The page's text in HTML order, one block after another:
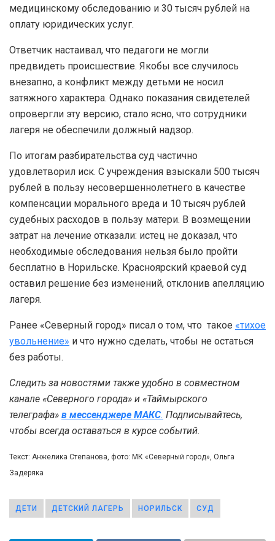
медицинскому обследованию и 30 тысяч рублей на
оплату юридических услуг.
Ответчик настаивал, что педагоги не могли
предвидеть происшествие. Якобы все случилось
внезапно, а конфликт между детьми не носил
затяжного характера. Однако показания свидетелей
опровергли эту версию, стало ясно, что сотрудники
лагеря не обеспечили должный надзор.
По итогам разбирательства суд частично
удовлетворил иск. С учреждения взыскали 500 тысяч
рублей в пользу несовершеннолетнего в качестве
компенсации морального вреда и 10 тысяч рублей
судебных расходов в пользу матери. В возмещении
затрат на лечение отказали: истец не доказал, что
необходимые обследования нельзя было пройти
бесплатно в Норильске. Красноярский краевой суд
оставил решение без изменений, отклонив апелляцию
лагеря.
Ранее «Северный город» писал о том, что такое «тихое
увольнение» и что нужно сделать, чтобы не остаться
без работы.
Следить за новостями также удобно в совместном
канале «Северного города» и «Таймырского
телеграфа» в мессенджере MAКС. Подписывайтесь,
чтобы всегда оставаться в курсе событий.
Текст: Анжелика Степанова, фото: МК «Северный город», Ольга
Задеряка
ДЕТИ ДЕТСКИЙ ЛАГЕРЬ НОРИЛЬСК СУД